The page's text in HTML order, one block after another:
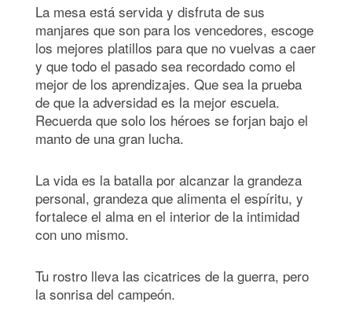
La mesa está servida y disfruta de sus
manjares que son para los vencedores, escoge
los mejores platillos para que no vuelvas a caer
y que todo el pasado sea recordado como el
mejor de los aprendizajes. Que sea la prueba
de que la adversidad es la mejor escuela.
Recuerda que solo los héroes se forjan bajo el
manto de una gran lucha.
La vida es la batalla por alcanzar la grandeza
personal, grandeza que alimenta el espíritu, y
fortalece el alma en el interior de la intimidad
con uno mismo.
Tu rostro lleva las cicatrices de la guerra, pero
la sonrisa del campeón.